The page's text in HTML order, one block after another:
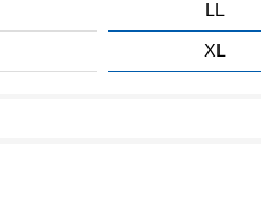
LL
XL